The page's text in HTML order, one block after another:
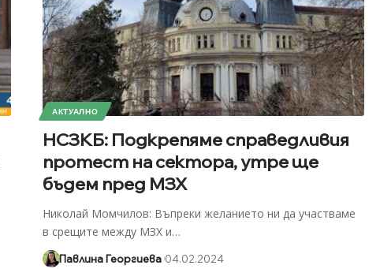
АКТУАЛНО
НСЗКБ: Подкрепяме справедливия
протест на сектора, утре ще
бъдем пред МЗХ
Николай Момчилов: Въпреки желанието ни да участваме
в срещите между МЗХ и…
Павлина Георгиева 04.02.2024